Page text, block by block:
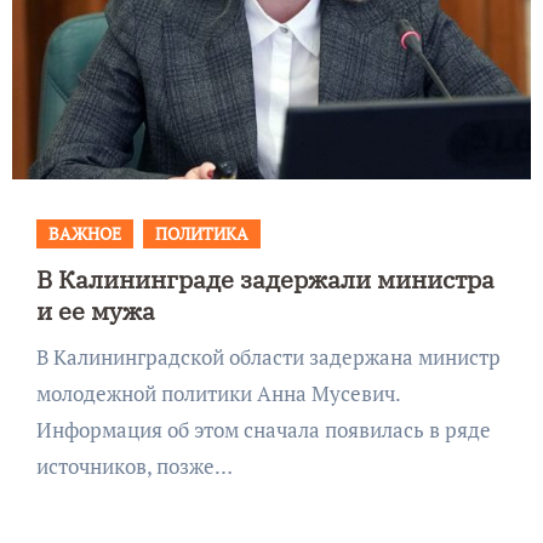
ВАЖНОЕ ПОЛИТИКА
В Калининграде задержали министра
и ее мужа
В Калининградской области задержана министр
молодежной политики Анна Мусевич.
Информация об этом сначала появилась в ряде
источников, позже…